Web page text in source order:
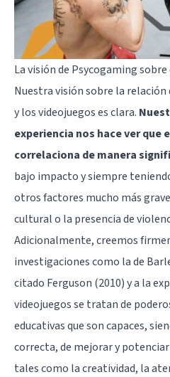
La visión de Psycogaming
Nuestra visión sobre la
y los videojuegos es clara.
experiencia nos hace ver que
correlaciona de manera
bajo impacto y siempre
otros factores mucho más
cultural o la presencia de
Adicionalmente, creemos
investigaciones como la de
citado Ferguson (2010) y a la
videojuegos se tratan de
educativas que son capaces,
correcta, de mejorar y
tales como lacreatividad, la